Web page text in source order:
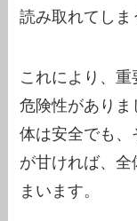
読み取れてしま
これにより、
危険性がありま
体は安全でも、
が甘ければ、全
まいます。